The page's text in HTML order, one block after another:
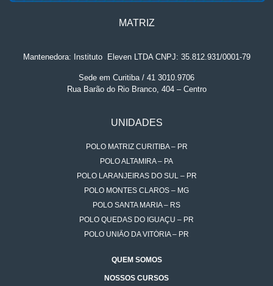
MATRIZ
Mantenedora: Instituto. Eleven LTDA CNPJ: 35.812.931/0001-79
Sede em Curitiba / 41 3010.9706
Rua Barão do Rio Branco, 404 – Centro
UNIDADES
POLO MATRIZ CURITIBA – PR
POLO ALTAMIRA – PA
POLO LARANJEIRAS DO SUL – PR
POLO MONTES CLAROS – MG
POLO SANTA MARIA – RS
POLO QUEDAS DO IGUAÇU – PR
POLO UNIÃO DA VITÓRIA – PR
QUEM SOMOS
NOSSOS CURSOS